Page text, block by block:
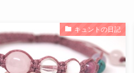
キュントの日記